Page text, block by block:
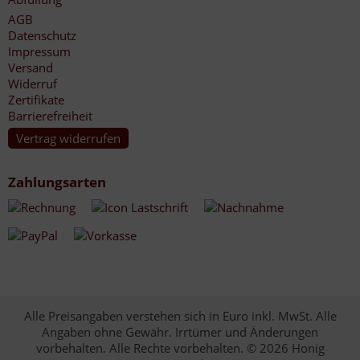
AGB
Datenschutz
Impressum
Versand
Widerruf
Zertifikate
Barrierefreiheit
Vertrag widerrufen
Zahlungsarten
Alle Preisangaben verstehen sich in Euro inkl. MwSt. Alle
Angaben ohne Gewähr. Irrtümer und Änderungen
vorbehalten. Alle Rechte vorbehalten. © 2026 Honig